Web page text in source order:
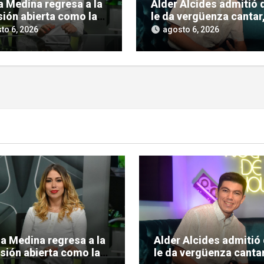
Medina regresa a la
abierta como la
conductora de
Urbano»
6, 2026
Alder Alcides admitió
le da vergüenza
pero igual se le animó
Soda Stereo
agosto 6, 2026
Medina regresa a la
abierta como la
Alder Alcides admitió
le da vergüenza